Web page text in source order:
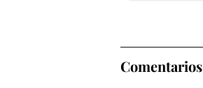
Comentarios